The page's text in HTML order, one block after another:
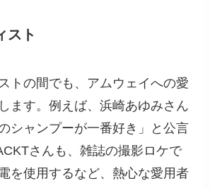
スト
トの間でも、アムウェイへの愛
ます。例えば、浜崎あゆみさん
シャンプーが一番好き」と公言
さんも、雑誌の撮影ロケで
を使用するなど、熱心な愛用者